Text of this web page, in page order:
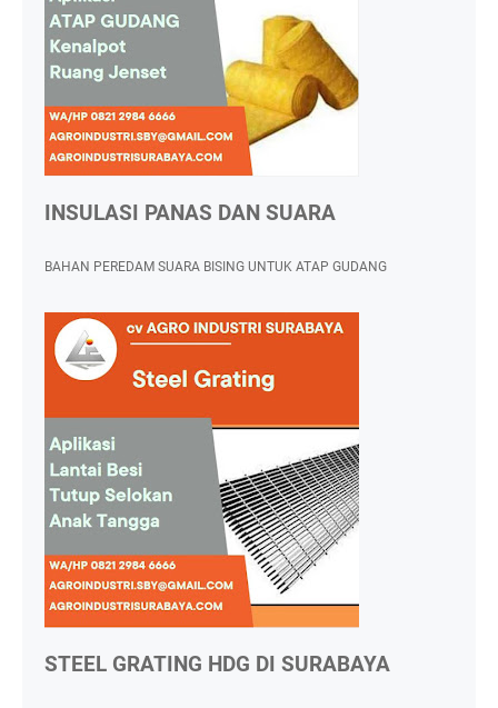
INSULASI PANAS DAN SUARA
BAHAN PEREDAM SUARA BISING UNTUK ATAP GUDANG
STEEL GRATING HDG DI SURABAYA